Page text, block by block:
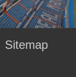
Sitemap